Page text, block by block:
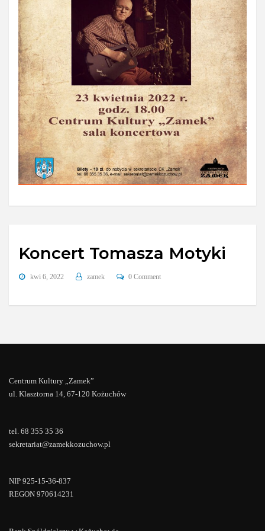
Koncert Tomasza Motyki
kwi 6, 2022 zamek 0 Comment
Centrum Kultury „Zamek”
ul. Klasztorna 14, 67-120 Kożuchów
tel. 68 355 35 36
sekretariat@zamekkozuchow.pl
NIP 925-15-36-837
REGON 970614231